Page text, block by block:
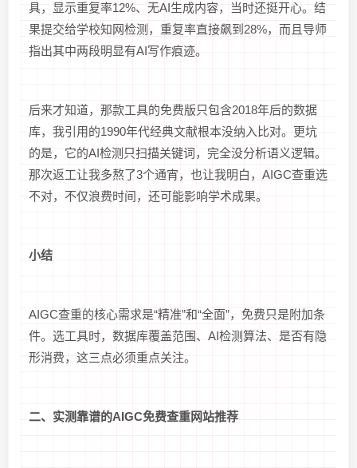
具，显示重复率12%、无AI生成内容，当时还挺开心。结
果提交给学校知网检测，重复率直接飙到28%，而且导师
指出其中两段明显有AI写作痕迹。
后来才知道，那款工具的免费版只包含2018年后的数据
库，我引用的1990年代经典文献根本没纳入比对。更坑
的是，它的AI检测只扫描关键词，完全没分析语义逻辑。
那次返工让我多熬了3个通宵，也让我明白，AIGC查重选
不对，不仅浪费时间，还可能影响学术成果。
小结
AIGC查重的核心需求是“精准”和“全面”，免费只是附加条
件。选工具时，数据库覆盖范围、AI检测算法、是否有隐
形消费，这三点必须重点关注。
二、实测靠谱的AIGC免费查重网站推荐